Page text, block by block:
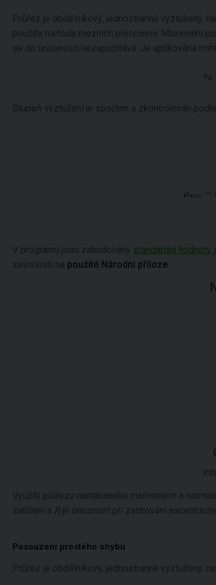
Průřez je obdélníkový, jednostranně vyztužený,
použita metoda mezních přetvoření. Maximální
se do únosnosti nezapočítává. Je aplikována
Stupeň vyztužení je spočten a zkontrolován
V programu jsou zabudovány standardní hodnoty
závislosti na použité Národní příloze
Využití průřezu namáhaného momentem a
zatížení a Rje únosnost při zachování excentricity.
Posouzení prostého ohybu
Průřez je obdélníkový, jednostranně vyztužený,